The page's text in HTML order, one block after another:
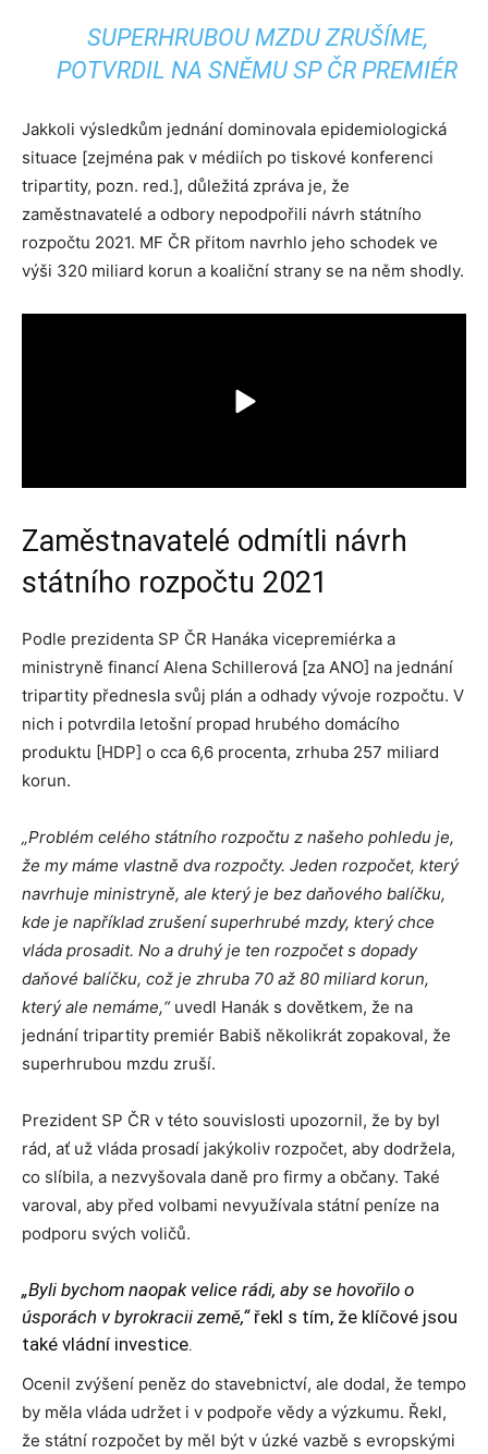
SUPERHRUBOU MZDU ZRUŠÍME,
POTVRDIL NA SNĚMU SP ČR PREMIÉR
Jakkoli výsledkům jednání dominovala epidemiologická
situace [zejména pak v médiích po tiskové konferenci
tripartity, pozn. red.], důležitá zpráva je, že
zaměstnavatelé a odbory nepodpořili návrh státního
rozpočtu 2021. MF ČR přitom navrhlo jeho schodek ve
výši 320 miliard korun a koaliční strany se na něm shodly.
Zaměstnavatelé odmítli návrh
státního rozpočtu 2021
Podle prezidenta SP ČR Hanáka vicepremiérka a
ministryně financí Alena Schillerová [za ANO] na jednání
tripartity přednesla svůj plán a odhady vývoje rozpočtu. V
nich i potvrdila letošní propad hrubého domácího
produktu [HDP] o cca 6,6 procenta, zrhuba 257 miliard
korun.
„Problém celého státního rozpočtu z našeho pohledu je,
že my máme vlastně dva rozpočty. Jeden rozpočet, který
navrhuje ministryně, ale který je bez daňového balíčku,
kde je například zrušení superhrubé mzdy, který chce
vláda prosadit. No a druhý je ten rozpočet s dopady
daňové balíčku, což je zhruba 70 až 80 miliard korun,
který ale nemáme,“uvedl Hanák s dovětkem, že na
jednání tripartity premiér Babiš několikrát zopakoval, že
superhrubou mzdu zruší.
Prezident SP ČR v této souvislosti upozornil, že by byl
rád, ať už vláda prosadí jakýkoliv rozpočet, aby dodržela,
co slíbila, a nezvyšovala daně pro firmy a občany. Také
varoval, aby před volbami nevyužívala státní peníze na
podporu svých voličů.
„Byli bychom naopak velice rádi, aby se hovořilo o
úsporách v byrokracii země,“řekl s tím, že klíčové jsou
také vládní investice.
Ocenil zvýšení peněz do stavebnictví, ale dodal, že tempo
by měla vláda udržet i v podpoře vědy a výzkumu. Řekl,
že státní rozpočet by měl být v úzké vazbě s evropskými